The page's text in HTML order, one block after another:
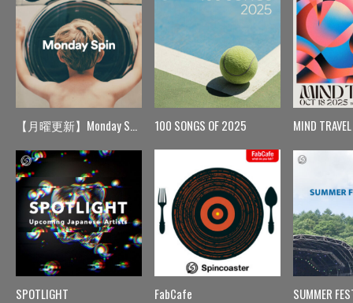
【月曜更新】Monday Spin
SPOTLIGHT
100 SONGS OF 2025
FabCafe
MIND TRAVEL
SUMMER